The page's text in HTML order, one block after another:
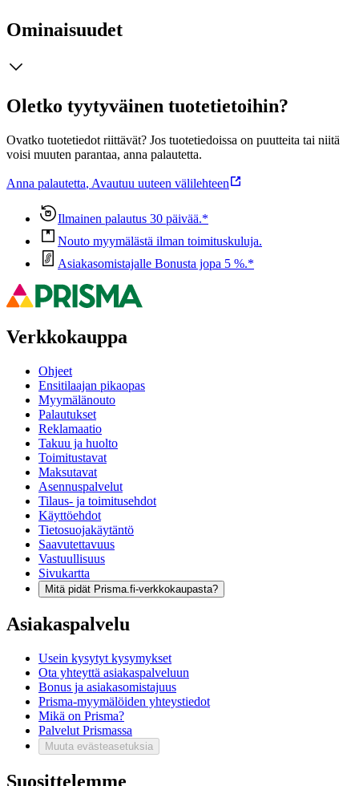
Ominaisuudet
Oletko tyytyväinen tuotetietoihin?
Ovatko tuotetiedot riittävät? Jos tuotetiedoissa on puutteita tai niitä
voisi muuten parantaa, anna palautetta.
Anna palautetta, Avautuu uuteen välilehteen
Ilmainen palautus 30 päivää.*
Nouto myymälästä ilman toimituskuluja.
Asiakasomistajalle Bonusta jopa 5 %.*
Verkkokauppa
Ohjeet
Ensitilaajan pikaopas
Myymälänouto
Palautukset
Reklamaatio
Takuu ja huolto
Toimitustavat
Maksutavat
Asennuspalvelut
Tilaus- ja toimitusehdot
Käyttöehdot
Tietosuojakäytäntö
Saavutettavuus
Vastuullisuus
Sivukartta
Mitä pidät Prisma.fi-verkkokaupasta?
Asiakaspalvelu
Usein kysytyt kysymykset
Ota yhteyttä asiakaspalveluun
Bonus ja asiakasomistajuus
Prisma-myymälöiden yhteystiedot
Mikä on Prisma?
Palvelut Prismassa
Muuta evästeasetuksia
Suosittelemme